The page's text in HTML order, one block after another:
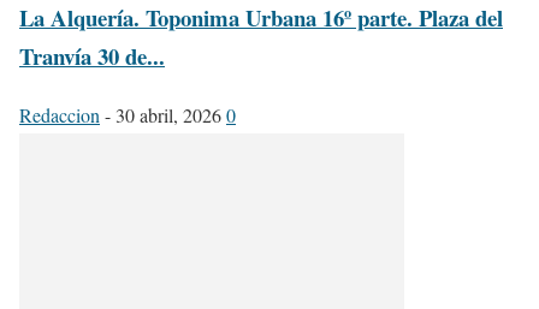
La Alquería. Toponima Urbana 16º parte. Plaza del
Tranvía 30 de...
Redaccion - 30 abril, 20260